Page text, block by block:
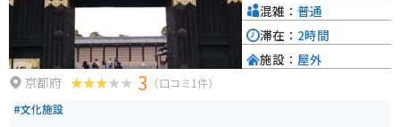
京都府 3 （口コミ1件）
#文化施設
混雑： 普通
滞在： 2時間
施設： 屋外